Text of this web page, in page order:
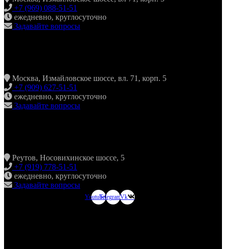
+7 (969) 088-51-51
ежедневно, круглосуточно
Задавайте вопросы
Москва, Измайловское шоссе, вл. 71, корп. 5
+7 (909) 627-51-51
ежедневно, круглосуточно
Задавайте вопросы
Реутов, Носовихинское шоссе, 5
+7 (919) 778-51-51
ежедневно, круглосуточно
Задавайте вопросы
YoutubeTelegramVk